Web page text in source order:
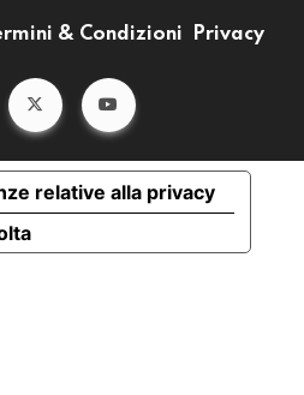
& Condizioni Privacy
relative alla privacy